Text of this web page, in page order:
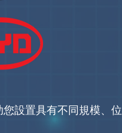
設置具有不同規模、位